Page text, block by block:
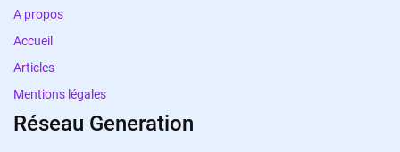
A propos
Accueil
Articles
Mentions légales
Réseau Generation